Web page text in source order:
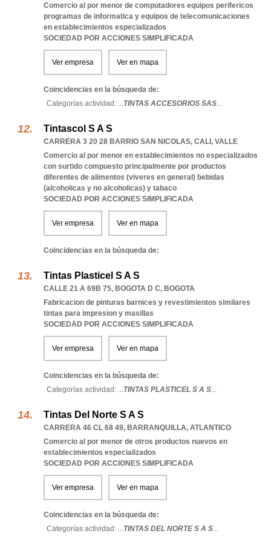
Comercio al por menor de computadores equipos perifericos
programas de informatica y equipos de telecomunicaciones
en establecimientos especializados
SOCIEDAD POR ACCIONES SIMPLIFICADA
Ver empresa Ver en mapa
Coincidencias en la búsqueda de:
Categorías actividad: ...TINTAS ACCESORIOS SAS...
Tintascol S A S
CARRERA 3 20 28 BARRIO SAN NICOLAS, CALI , VALLE
Comercio al por menor en establecimientos no especializados
con surtido compuesto principalmente por productos
diferentes de alimentos (viveres en general) bebidas
(alcoholicas y no alcoholicas) y tabaco
SOCIEDAD POR ACCIONES SIMPLIFICADA
Ver empresa Ver en mapa
Coincidencias en la búsqueda de:
Tintas Plasticel S A S
CALLE 21 A 69B 75, BOGOTA D C, BOGOTA
Fabricacion de pinturas barnices y revestimientos similares
tintas para impresion y masillas
SOCIEDAD POR ACCIONES SIMPLIFICADA
Ver empresa Ver en mapa
Coincidencias en la búsqueda de:
Categorías actividad: ...TINTAS PLASTICEL S A S...
Tintas Del Norte S A S
CARRERA 46 CL 68 49, BARRANQUILLA, ATLANTICO
Comercio al por menor de otros productos nuevos en
establecimientos especializados
SOCIEDAD POR ACCIONES SIMPLIFICADA
Ver empresa Ver en mapa
Coincidencias en la búsqueda de:
Categorías actividad: ...TINTAS DEL NORTE S A S...